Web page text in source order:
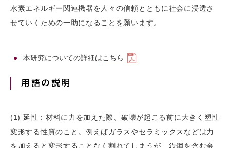
水素エネルギー関連機器を人々の信頼とともに社会に浸透さ
せていくための一助になることを願います。
本研究についての詳細はこちら
用語の説明
(1) 延性：材料に力を加えた際、破壊が起こる前に大きく塑性
変形する性質のこと。例えばガラスやセラミックスなどは力
を加えると変形することなく割れてしまうが、鉄鋼を含む金